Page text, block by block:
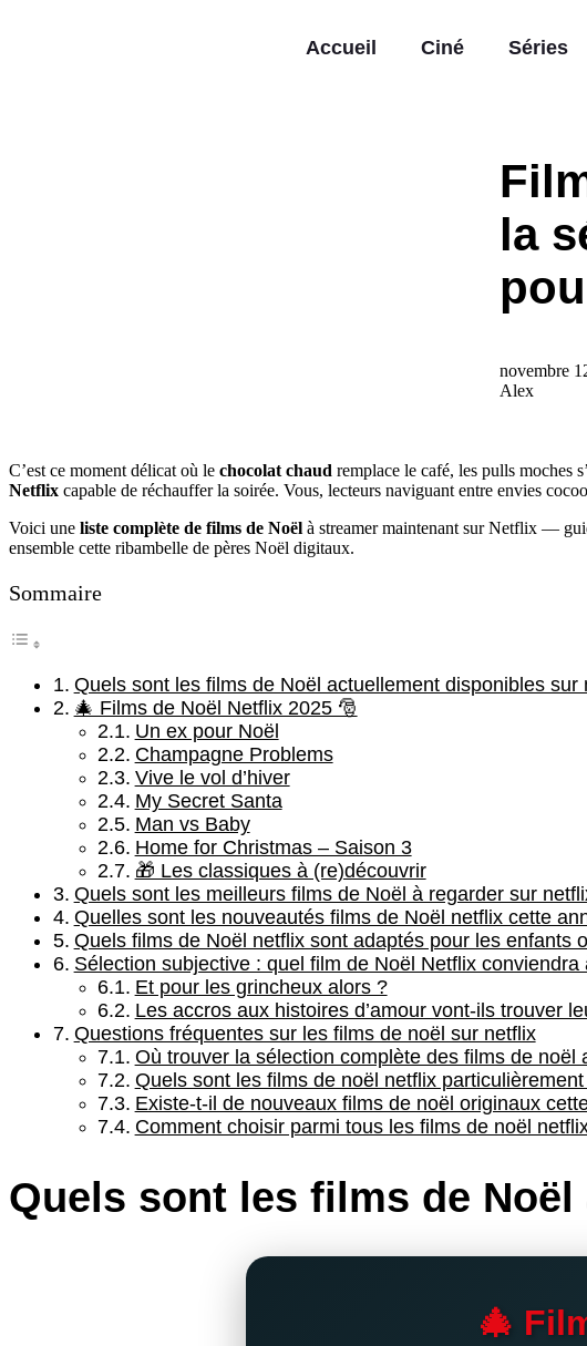
Accueil Ciné Séries
la
novembre
Alex
C’est ce moment délicat où le chocolat chaud remplace le café, les pulls moches
Netflix capable de réchauffer la soirée. Vous, lecteurs naviguant entre envies
Voici une liste complète de films de Noël à streamer maintenant sur Netflix —
ensemble cette ribambelle de pères Noël digitaux.
Sommaire
Quels sont les films de Noël actuellement disponibles sur
🎄 Films de Noël Netflix 2025 🎅
Un ex pour Noël
Champagne Problems
Vive le vol d’hiver
My Secret Santa
Man vs Baby
Home for Christmas – Saison 3
🎁 Les classiques à (re)découvrir
Quels sont les meilleurs films de Noël à regarder sur
Quelles sont les nouveautés films de Noël netflix cette
Quels films de Noël netflix sont adaptés pour les enfants
Sélection subjective : quel film de Noël Netflix conviendra
Et pour les grincheux alors ?
Les accros aux histoires d’amour vont-ils trouver
Questions fréquentes sur les films de noël sur netflix
Où trouver la sélection complète des films de
Quels sont les films de noël netflix
Existe-t-il de nouveaux films de noël originaux
Comment choisir parmi tous les films de noël
Quels sont les films de
🎄